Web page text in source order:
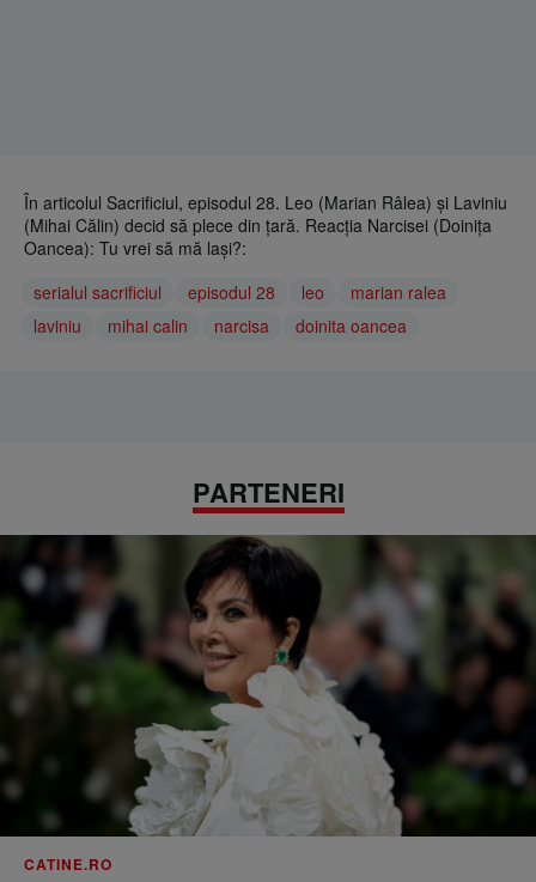
În articolul Sacrificiul, episodul 28. Leo (Marian Râlea) și Laviniu
(Mihai Călin) decid să plece din țară. Reacția Narcisei (Doinița
Oancea): Tu vrei să mă lași?:
serialul sacrificiul
episodul 28 leo
marian ralea
laviniu
mihai calin narcisa doinita oancea
PARTENERI
CATINE.RO